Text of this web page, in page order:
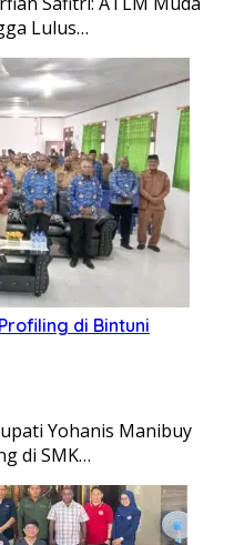
Lulus…
di Bintuni
Yohanis Manibuy
di SMK…